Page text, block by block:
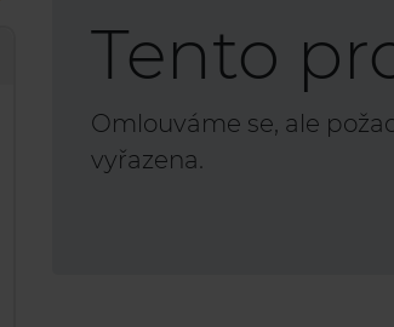
Tento
Omlouváme se, ale
vyřazena.